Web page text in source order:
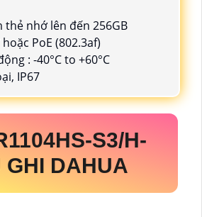
thẻ nhớ lên đến 256GB
PoE (802.3af)
: -40°C to +60°C
IP67
S3/H-
DAHUA